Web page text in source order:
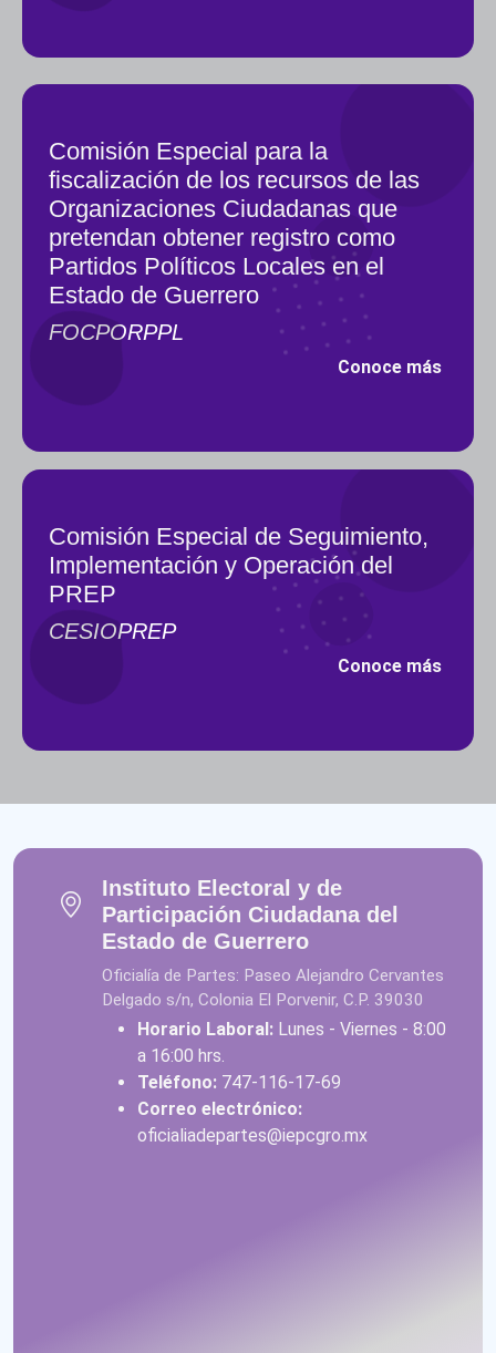
Comisión Especial para la
fiscalización de los recursos de las
Organizaciones Ciudadanas que
pretendan obtener registro como
Partidos Políticos Locales en el
Estado de Guerrero
FOCPORPPL
Conoce más
Comisión Especial de Seguimiento,
Implementación y Operación del
PREP
CESIOPREP
Conoce más
Instituto Electoral y de
Participación Ciudadana del
Estado de Guerrero
Oficialía de Partes: Paseo Alejandro Cervantes
Delgado s/n, Colonia El Porvenir, C.P. 39030
Horario Laboral: Lunes - Viernes - 8:00
a 16:00 hrs.
Teléfono: 747-116-17-69
Correo electrónico:
oficialiadepartes@iepcgro.mx